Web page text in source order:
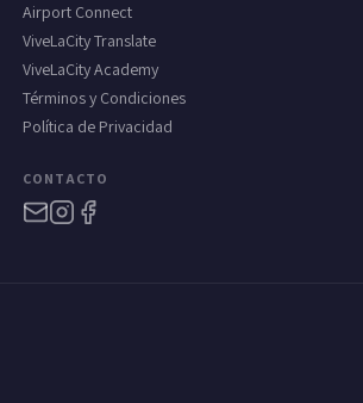
Airport Connect
ViveLaCity Translate
ViveLaCity Academy
Términos y Condiciones
Política de Privacidad
CONTACTO